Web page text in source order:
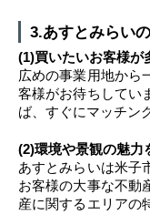
3.あすとみらい
(1)買いたいお客様が
広めの事業用地から
客様がお待ちしてい
ば、すぐにマッチン
(2)環境や景観の魅力
あすとみらいは米子
お客様の大事な不動
産に関するエリアの